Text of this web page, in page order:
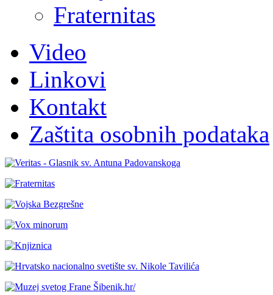
Fraternitas
Video
Linkovi
Kontakt
Zaštita osobnih podataka